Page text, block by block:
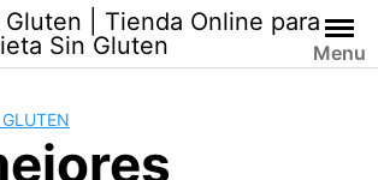
Gluten | Tienda Online para
Sin Gluten
Menu